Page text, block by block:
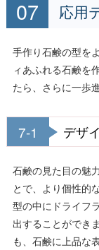
応用
手作り石鹸の型を
ィあふれる石鹸を
たら、さらに一歩
7-1 デザ
石鹸の見た目の魅
とで、より個性的
型の中にドライフ
出することができ
も、石鹸に上品な